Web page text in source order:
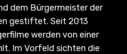
dem Bürgermeister der
gestiftet. Seit 2013
werden von einer
Im Vorfeld sichten die